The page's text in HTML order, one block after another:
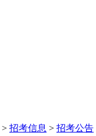
> 招考信息 > 招考公告